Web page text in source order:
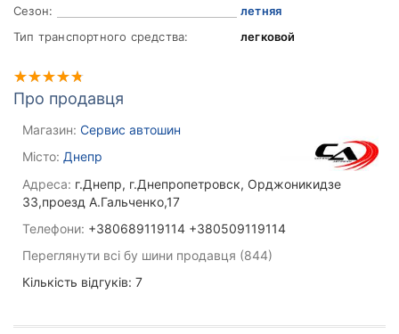
Сезон:
летняя
Тип транспортного средства:
легковой
Про продавця
Магазин: Сервис автошин
Місто: Днепр
Адреса: г.Днепр, г.Днепропетровск, Орджоникидзе
33,проезд А.Гальченко,17
Телефони: +380689119114 +380509119114
Переглянути всі бу шини продавця (844)
Кількість відгуків: 7